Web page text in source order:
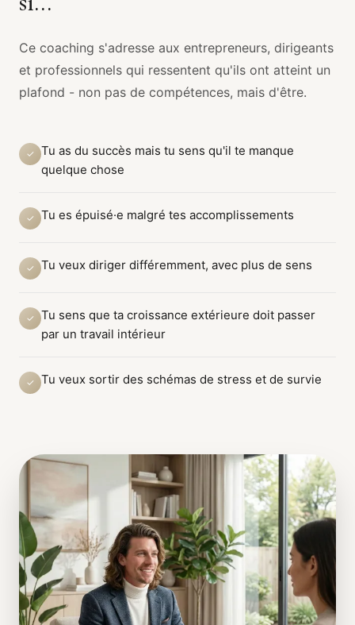
Ce coaching s'adresse aux entrepreneurs, dirigeants
et professionnels qui ressentent qu'ils ont atteint un
plafond - non pas de compétences, mais d'être.
✓ Tu as du succès mais tu sens qu'il te manque
quelque chose
✓ Tu es épuisé·e malgré tes accomplissements
✓ Tu veux diriger différemment, avec plus de sens
✓ Tu sens que ta croissance extérieure doit passer
par un travail intérieur
✓ Tu veux sortir des schémas de stress et de survie